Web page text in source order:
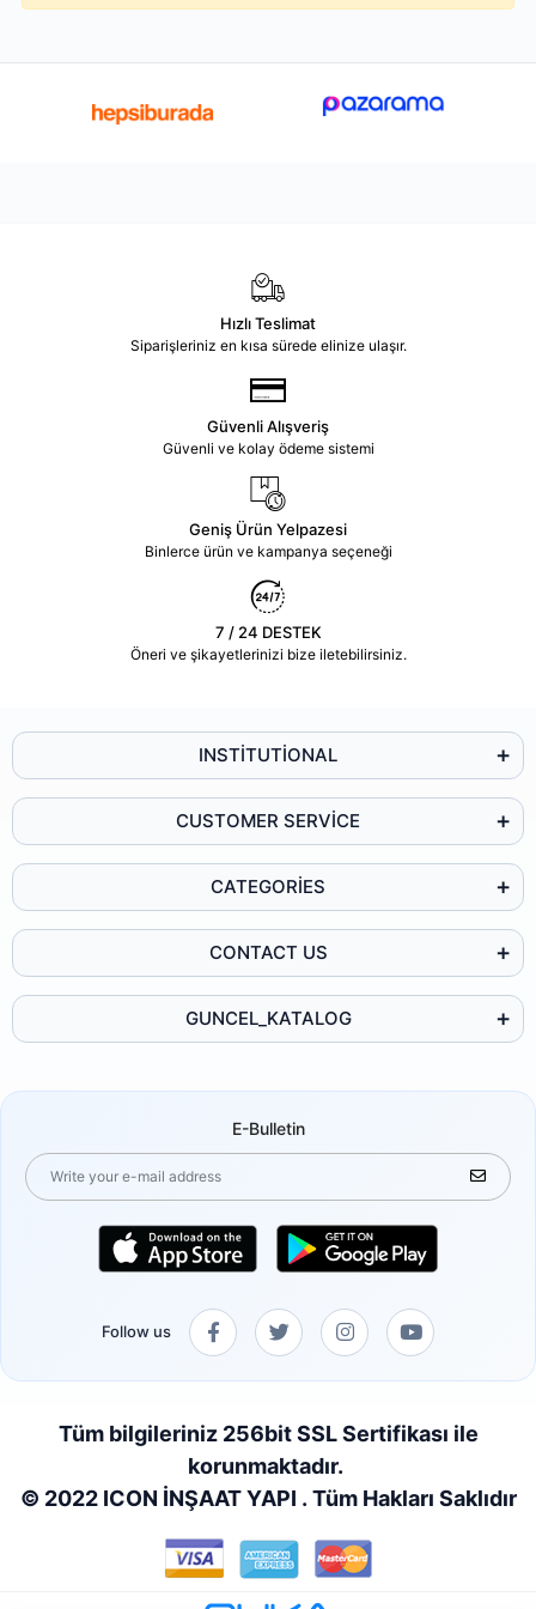
Hızlı Teslimat
Siparişleriniz en kısa sürede elinize ulaşır.
Güvenli Alışveriş
Güvenli ve kolay ödeme sistemi
Geniş Ürün Yelpazesi
Binlerce ürün ve kampanya seçeneği
7 / 24 DESTEK
Öneri ve şikayetlerinizi bize iletebilirsiniz.
INSTİTUTİONAL
CUSTOMER SERVİCE
CATEGORİES
CONTACT US
GUNCEL_KATALOG
E-Bulletin
Follow us
Tüm bilgileriniz 256bit SSL Sertifikası ile
korunmaktadır.
© 2022 ICON İNŞAAT YAPI . Tüm Hakları Saklıdır